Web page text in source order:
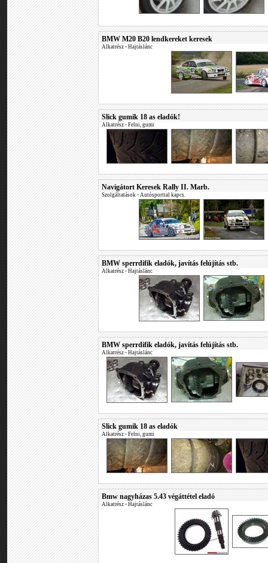
BMW M20 B20 lendkereket keresek
Alkatrész • Hajtáslánc
Slick gumik 18 as eladók!
Alkatrész • Felni, gumi
Navigátort Keresek Rally II. Marb.
Szolgáltatások • Autósporttal kapcs.
BMW sperrdifik eladók, javítás felújítás stb.
Alkatrész • Hajtáslánc
BMW sperrdifik eladók, javítás felújítás stb.
Alkatrész • Hajtáslánc
Slick gumik 18 as eladók
Alkatrész • Felni, gumi
Bmw nagyházas 5.43 végáttétel eladó
Alkatrész • Hajtáslánc